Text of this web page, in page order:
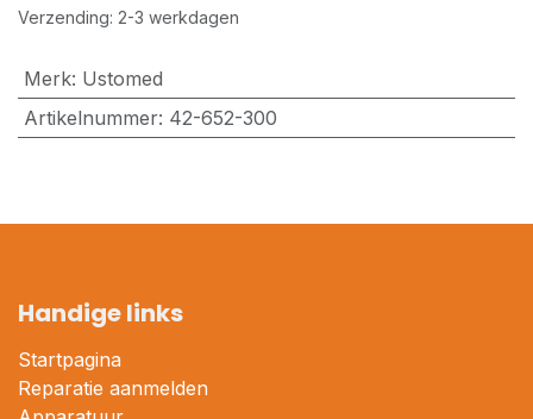
Verzending: 2-3 werkdagen
Merk: Ustomed
Artikelnummer: 42-652-300
Handige links
Startpagina
Reparatie aanmelden